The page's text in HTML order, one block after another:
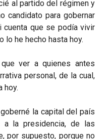
al partido del régimen y
candidato para gobernar
que se podía vivir
lo he hecho hasta hoy.
ver a quienes antes
personal, de la cual,
hoy.
la capital del país
a la presidencia, de las
por supuesto, porque no